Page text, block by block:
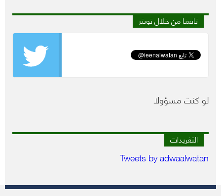
تابعنا من خلال تويتر
لو كنت مسؤولا
التغريدات
Tweets by adwaalwatan